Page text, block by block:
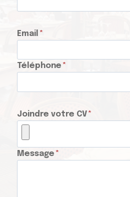
Email *
Téléphone*
Joindre votre CV*
Message*